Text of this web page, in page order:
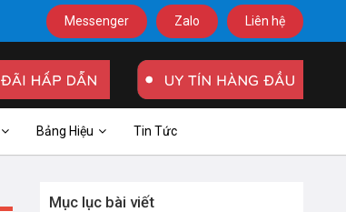
Messenger Zalo Liên hệ
Bảng Hiệu Tin Tức
Mục lục bài viết